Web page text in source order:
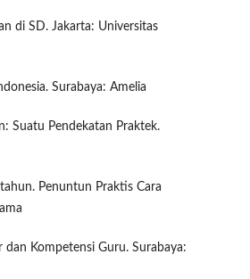
di SD. Jakarta: Universitas
Surabaya: Amelia
Suatu Pendekatan Praktek.
Penuntun Praktis Cara
dan Kompetensi Guru. Surabaya: